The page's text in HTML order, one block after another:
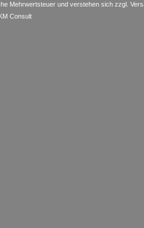
Mehrwertsteuer und verstehen sich zzgl.
Consult